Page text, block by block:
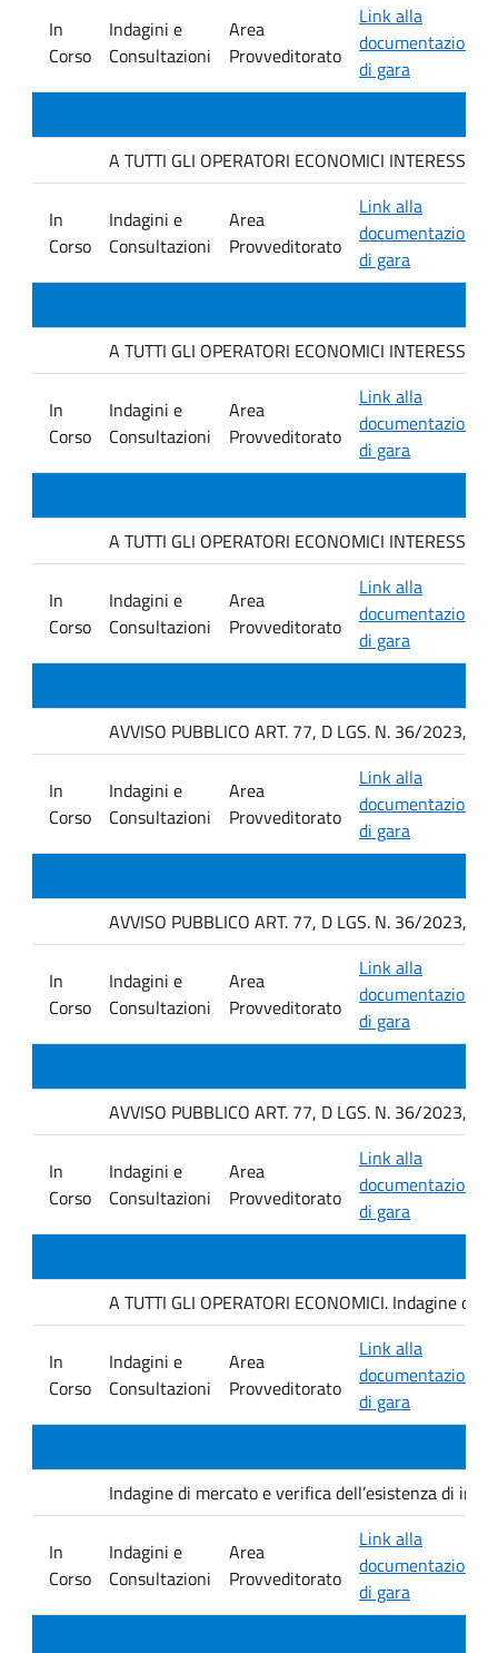
In
Corso
Indagini e
Consultazioni
Area
Provveditorato
Link alla
documentazione
di gara
A TUTTI GLI OPERATORI ECONOMICI
In
Corso
Indagini e
Consultazioni
Area
Provveditorato
Link alla
documentazione
di gara
A TUTTI GLI OPERATORI ECONOMICI
In
Corso
Indagini e
Consultazioni
Area
Provveditorato
Link alla
documentazione
di gara
A TUTTI GLI OPERATORI ECONOMICI
In
Corso
Indagini e
Consultazioni
Area
Provveditorato
Link alla
documentazione
di gara
AVVISO PUBBLICO ART. 77, D LGS. N. 36/2023,
In
Corso
Indagini e
Consultazioni
Area
Provveditorato
Link alla
documentazione
di gara
AVVISO PUBBLICO ART. 77, D LGS. N. 36/2023,
In
Corso
Indagini e
Consultazioni
Area
Provveditorato
Link alla
documentazione
di gara
AVVISO PUBBLICO ART. 77, D LGS. N. 36/2023,
In
Corso
Indagini e
Consultazioni
Area
Provveditorato
Link alla
documentazione
di gara
A TUTTI GLI OPERATORI ECONOMICI. Indagine
In
Corso
Indagini e
Consultazioni
Area
Provveditorato
Link alla
documentazione
di gara
Indagine di mercato e verifica dell’esistenza di
In
Corso
Indagini e
Consultazioni
Area
Provveditorato
Link alla
documentazione
di gara